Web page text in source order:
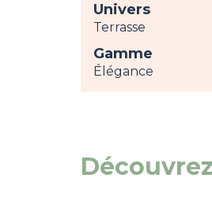
Univers
Terrasse
Gamme
Élégance